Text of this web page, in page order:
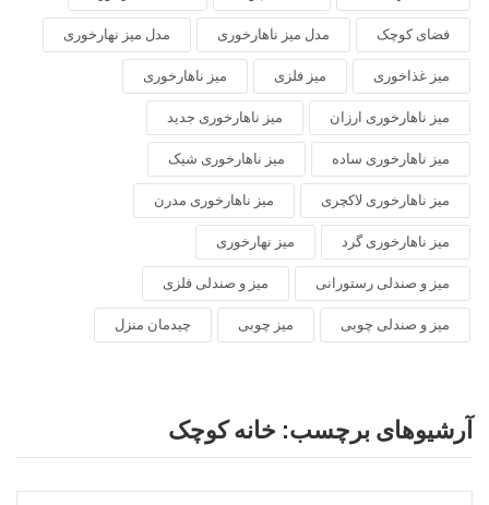
فضای کوچک مدل میز ناهارخوری مدل میز نهارخوری
میز غذاخوری میز فلزی میز ناهارخوری
میز ناهارخوری ارزان میز ناهارخوری جدید
میز ناهارخوری ساده میز ناهارخوری شیک
میز ناهارخوری لاکچری میز ناهارخوری مدرن
میز ناهارخوری گرد میز نهارخوری
میز و صندلی رستورانی میز و صندلی فلزی
میز و صندلی چوبی میز چوبی چیدمان منزل
آرشیوهای برچسب: خانه کوچک